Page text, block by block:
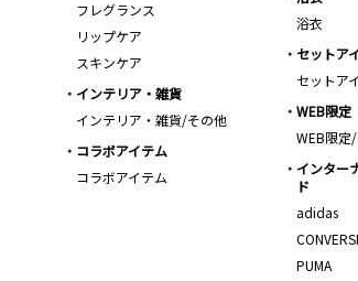
フレグランス
リップケア
スキンケア
浴衣
セットア
セットア
インテリア・雑貨
インテリア・雑貨/その他
WEB限定
WEB限定
コラボアイテム
コラボアイテム
インター
ド
adidas
PUMA